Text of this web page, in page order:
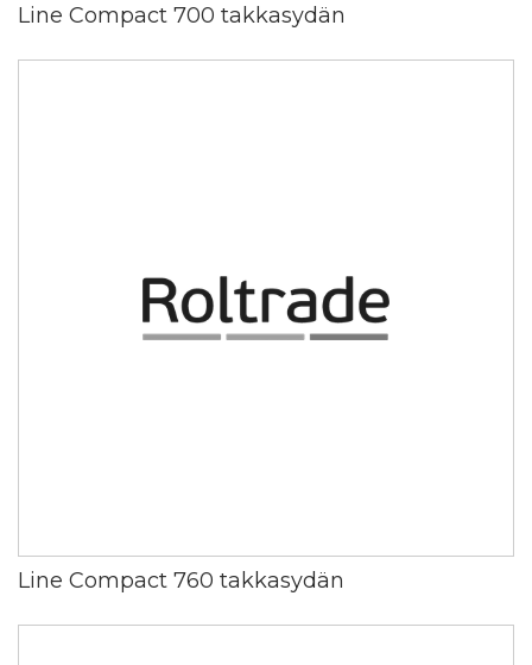
Line Compact 700 takkasydän
Line Compact 760 takkasydän